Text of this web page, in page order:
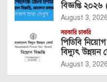
বিজ্ঞপ্তি
August 3, 2026
সরকারি চাকরি
পিডিবি
বিদ্যুৎ
August 3, 2026